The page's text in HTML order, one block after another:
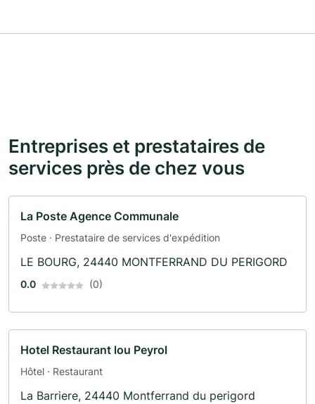
Entreprises et prestataires de
services près de chez vous
La Poste Agence Communale
Poste · Prestataire de services d'expédition
LE BOURG, 24440 MONTFERRAND DU PERIGORD
0.0 (0)
Hotel Restaurant lou Peyrol
Hôtel · Restaurant
La Barriere, 24440 Montferrand du perigord